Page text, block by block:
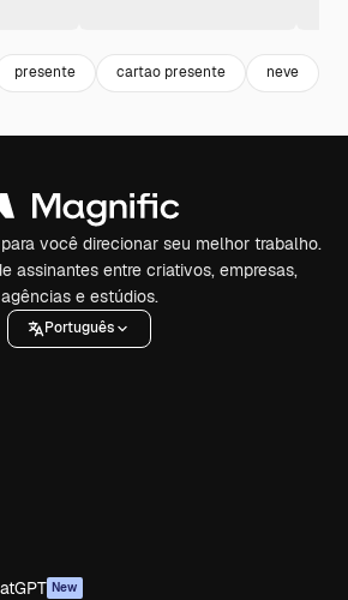
presente cartao presente neve
você direcionar seu melhor trabalho.
assinantes entre criativos, empresas,
agências e estúdios.
Português
New